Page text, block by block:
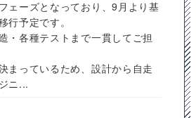
ェーズとなっており、9月より基
行予定です。
・各種テストまで一貫してご担
まっているため、設計から自走
ニ...